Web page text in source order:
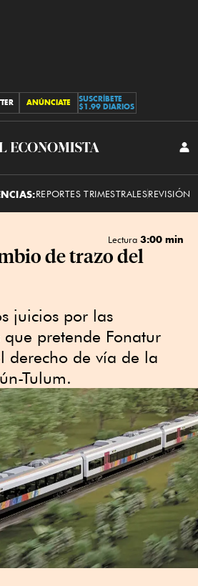
ANÚNCIATE
SUSCRÍBETE
$1.99 DIARIOS
El
REPORTES TRIMESTRALESREVISIÓN
Lectura 3:00 min
de trazo del
juicios por las
pretende Fonatur
derecho de vía de la
Tulum.